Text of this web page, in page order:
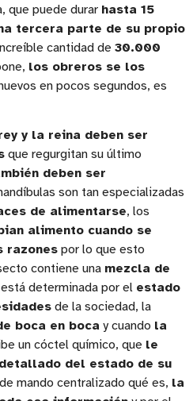
que puede durar hasta 15
tercera parte de su propio
cantidad de 30.000
los obreros se los
en pocos segundos, es
y la reina deben ser
que regurgitan su último
deben ser
son tan especializadas
de alimentarse, los
alimento cuando se
razones por lo que esto
contiene una mezcla de
determinada por el estado
de la sociedad, la
boca en boca y cuando la
un cóctel químico, que le
del estado de su
mando centralizado qué es, la